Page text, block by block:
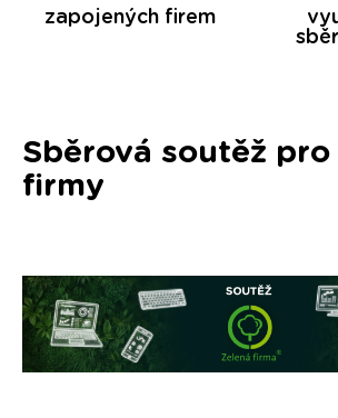
zapojených firem
Sběrová soutěž pro
firmy